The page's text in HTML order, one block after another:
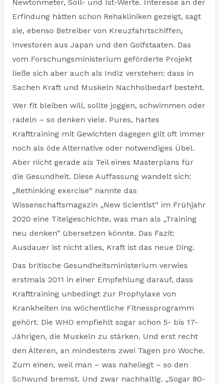
Newtonmeter, Soll- und Ist-Werte. Interesse an der
Erfindung hätten schon Rehakliniken gezeigt, sagt
sie, ebenso Betreiber von Kreuzfahrtschiffen,
Investoren aus Japan und den Golfstaaten. Das
vom Forschungsministerium geförderte Projekt
ließe sich aber auch als Indiz verstehen: dass in
Sachen Kraft und Muskeln Nachholbedarf besteht.
Wer fit bleiben will, sollte joggen, schwimmen oder
radeln – so denken viele. Pures, hartes
Krafttraining mit Gewichten dagegen gilt oft immer
noch als öde Alternative oder notwendiges Übel.
Aber nicht gerade als Teil eines Masterplans für
die Gesundheit. Diese Auffassung wandelt sich:
„Rethinking exercise“ nannte das
Wissenschaftsmagazin „New Scientist“ im Frühjahr
2020 eine Titelgeschichte, was man als „Training
neu denken“ übersetzen könnte. Das Fazit:
Ausdauer ist nicht alles, Kraft ist das neue Ding.
Das britische Gesundheitsministerium verwies
erstmals 2011 in einer Empfehlung darauf, dass
Krafttraining unbedingt zur Prophylaxe von
Krankheiten ins wöchentliche Fitnessprogramm
gehört. Die WHO empfiehlt sogar schon 5- bis 17-
Jährigen, die Muskeln zu stärken. Und erst recht
den Älteren, an mindestens zwei Tagen pro Woche.
Zum einen, weil man – was naheliegt – so den
Schwund bremst. Und zwar nachhaltig. „Sogar 80-